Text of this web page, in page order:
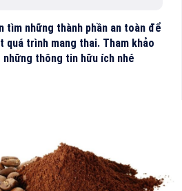
tìm những thành phần an toàn để
quá trình mang thai. Tham khảo
thông tin hữu ích nhé